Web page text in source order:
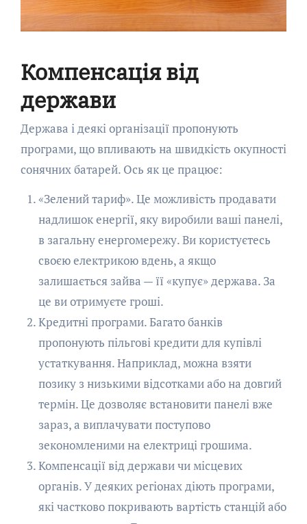
Компенсація від
держави
Держава і деякі організації пропонують
програми, що впливають на швидкість окупності
сонячних батарей. Ось як це працює:
«Зелений тариф». Це можливість продавати
надлишок енергії, яку виробили ваші панелі,
в загальну енергомережу. Ви користуєтесь
своєю електрикою вдень, а якщо
залишається зайва — її «купує» держава. За
це ви отримуєте гроші.
Кредитні програми. Багато банків
пропонують пільгові кредити для купівлі
устаткування. Наприклад, можна взяти
позику з низькими відсотками або на довгий
термін. Це дозволяє встановити панелі вже
зараз, а виплачувати поступово
зекономленими на електриці грошима.
Компенсації від держави чи місцевих
органів. У деяких регіонах діють програми,
які частково покривають вартість станцій або